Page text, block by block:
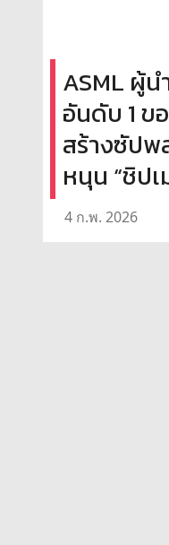
ASML ผู้
อันดับ 1 ข
สร้างซัปพ
หนุน “ชิป
4 ก.พ. 2026